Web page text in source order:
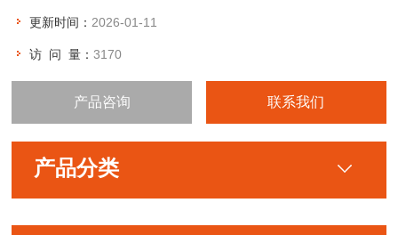
更新时间： 2026-01-11
访 问 量：3170
产品咨询 联系我们
产品分类